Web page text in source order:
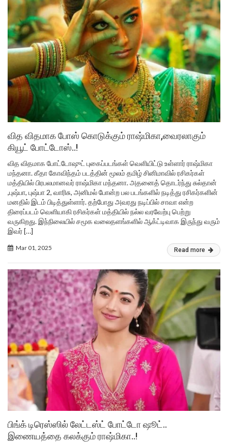
வித விதமாக போஸ் கொடுக்கும் ராஷ்மிகா,வைரலாகும்
கியூட் போட்டோஸ்..!
வித விதமாக போட்டோஷுட் புகைப்படங்கள் வெளியிட்டு உள்ளார் ராஷ்மிகா
மந்தனா. கீதா கோவிந்தம் படத்தின் மூலம் தமிழ் சினிமாவில் ரசிகர்கள்
மத்தியில் பிரபலமானவர் ராஷ்மிகா மந்தனா. அதனைத் தொடர்ந்து சுல்தான்
,புஷ்பா, புஷ்பா 2, வாரிசு, அனிமல் போன்ற பல படங்களில் நடித்து ரசிகர்களின்
மனதில் இடம் பிடித்துள்ளார். தற்போது அவரது நடிப்பில் சாவா என்ற
திரைப்படம் வெளியாகி ரசிகர்கள் மத்தியில் நல்ல வரவேற்பு பெற்று
வருகிறது. இந்நிலையில் சமூக வலைதளங்களில் ஆக்ட்டிவாக இருந்து வரும்
இவர் […]
Mar 01, 2025 Read more
பிங்க் டிரெஸ்ஸில் லேட்டஸ்ட் போட்டோ ஷூட்..
இணையத்தை கலக்கும் ராஷ்மிகா..!